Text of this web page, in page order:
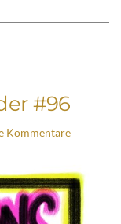
#96
Kommentare